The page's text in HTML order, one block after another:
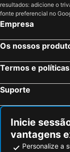
resultados: adicione o
fonte preferencial no
Empresa
Os nossos
Termos e políticas
Suporte
Inicie
vantagens
Personalize a